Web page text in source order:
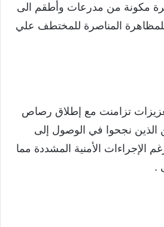
مكونة من مدرعات وأطقم الى
المناصرة للمختطف علي
تزامنت مع إطلاق رصاص
الذين نجحوا في الوصول إلى
الإجراءات الأمنية المشددة مما
.